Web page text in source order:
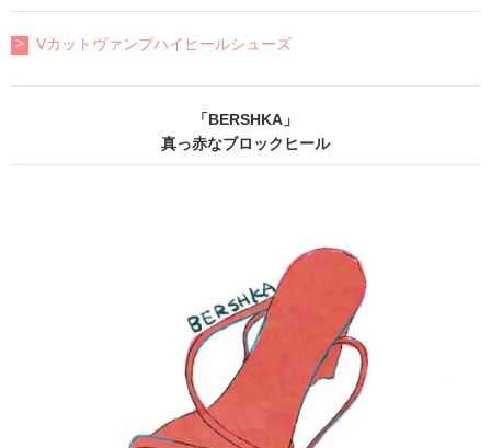
Vカットヴァンプハイヒールシューズ
「BERSHKA」
真っ赤なブロックヒール